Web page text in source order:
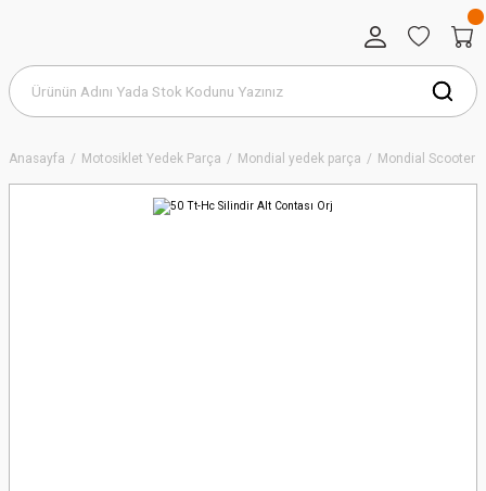
Anasayfa Motosiklet Yedek Parça Mondial yedek parça Mondial Scooter